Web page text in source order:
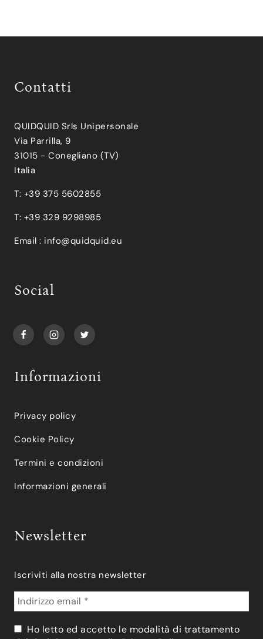
Contatti
QUIDQUID Srls Unipersonale
Via Parrilla, 9
31015 - Conegliano (TV)
Italia
T: +39 375 5602855
T: +39 329 9298985
Email : info@quidquid.eu
Social
Informazioni
Privacy policy
Cookie Policy
Termini e condizioni
Informazioni generali
Newsletter
Iscriviti alla nostra newsletter
Ho letto ed accetto le modalità di trattamento